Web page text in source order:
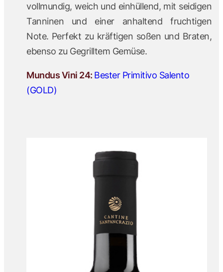
vollmundig, weich und einhüllend, mit seidigen
Tanninen und einer anhaltend fruchtigen
Note. Perfekt zu kräftigen soßen und Braten,
ebenso zu Gegrilltem Gemüse.
Mundus Vini 24: Bester Primitivo Salento
(GOLD)